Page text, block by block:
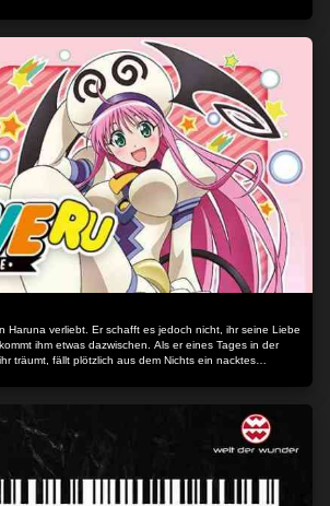
Tag neue, spannende Dinge. Dieser turbulente
den Alltag der Erdmännchen. Ein vergnüglicher Ausflug
der Spaß macht und viel Wissen vermittelt. Der Inhalt
PICTURES GmbH, Lochhamer Str. 9, 82152
Haruna verliebt. Er schafft es jedoch nicht, ihr seine Liebe
ihm etwas dazwischen. Als er eines Tages in der
träumt, fällt plötzlich aus dem Nichts ein nacktes
sich Lala, Rito heiraten zu wollen...